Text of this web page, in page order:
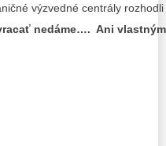
výzvedné centrály
nedáme…. Ani